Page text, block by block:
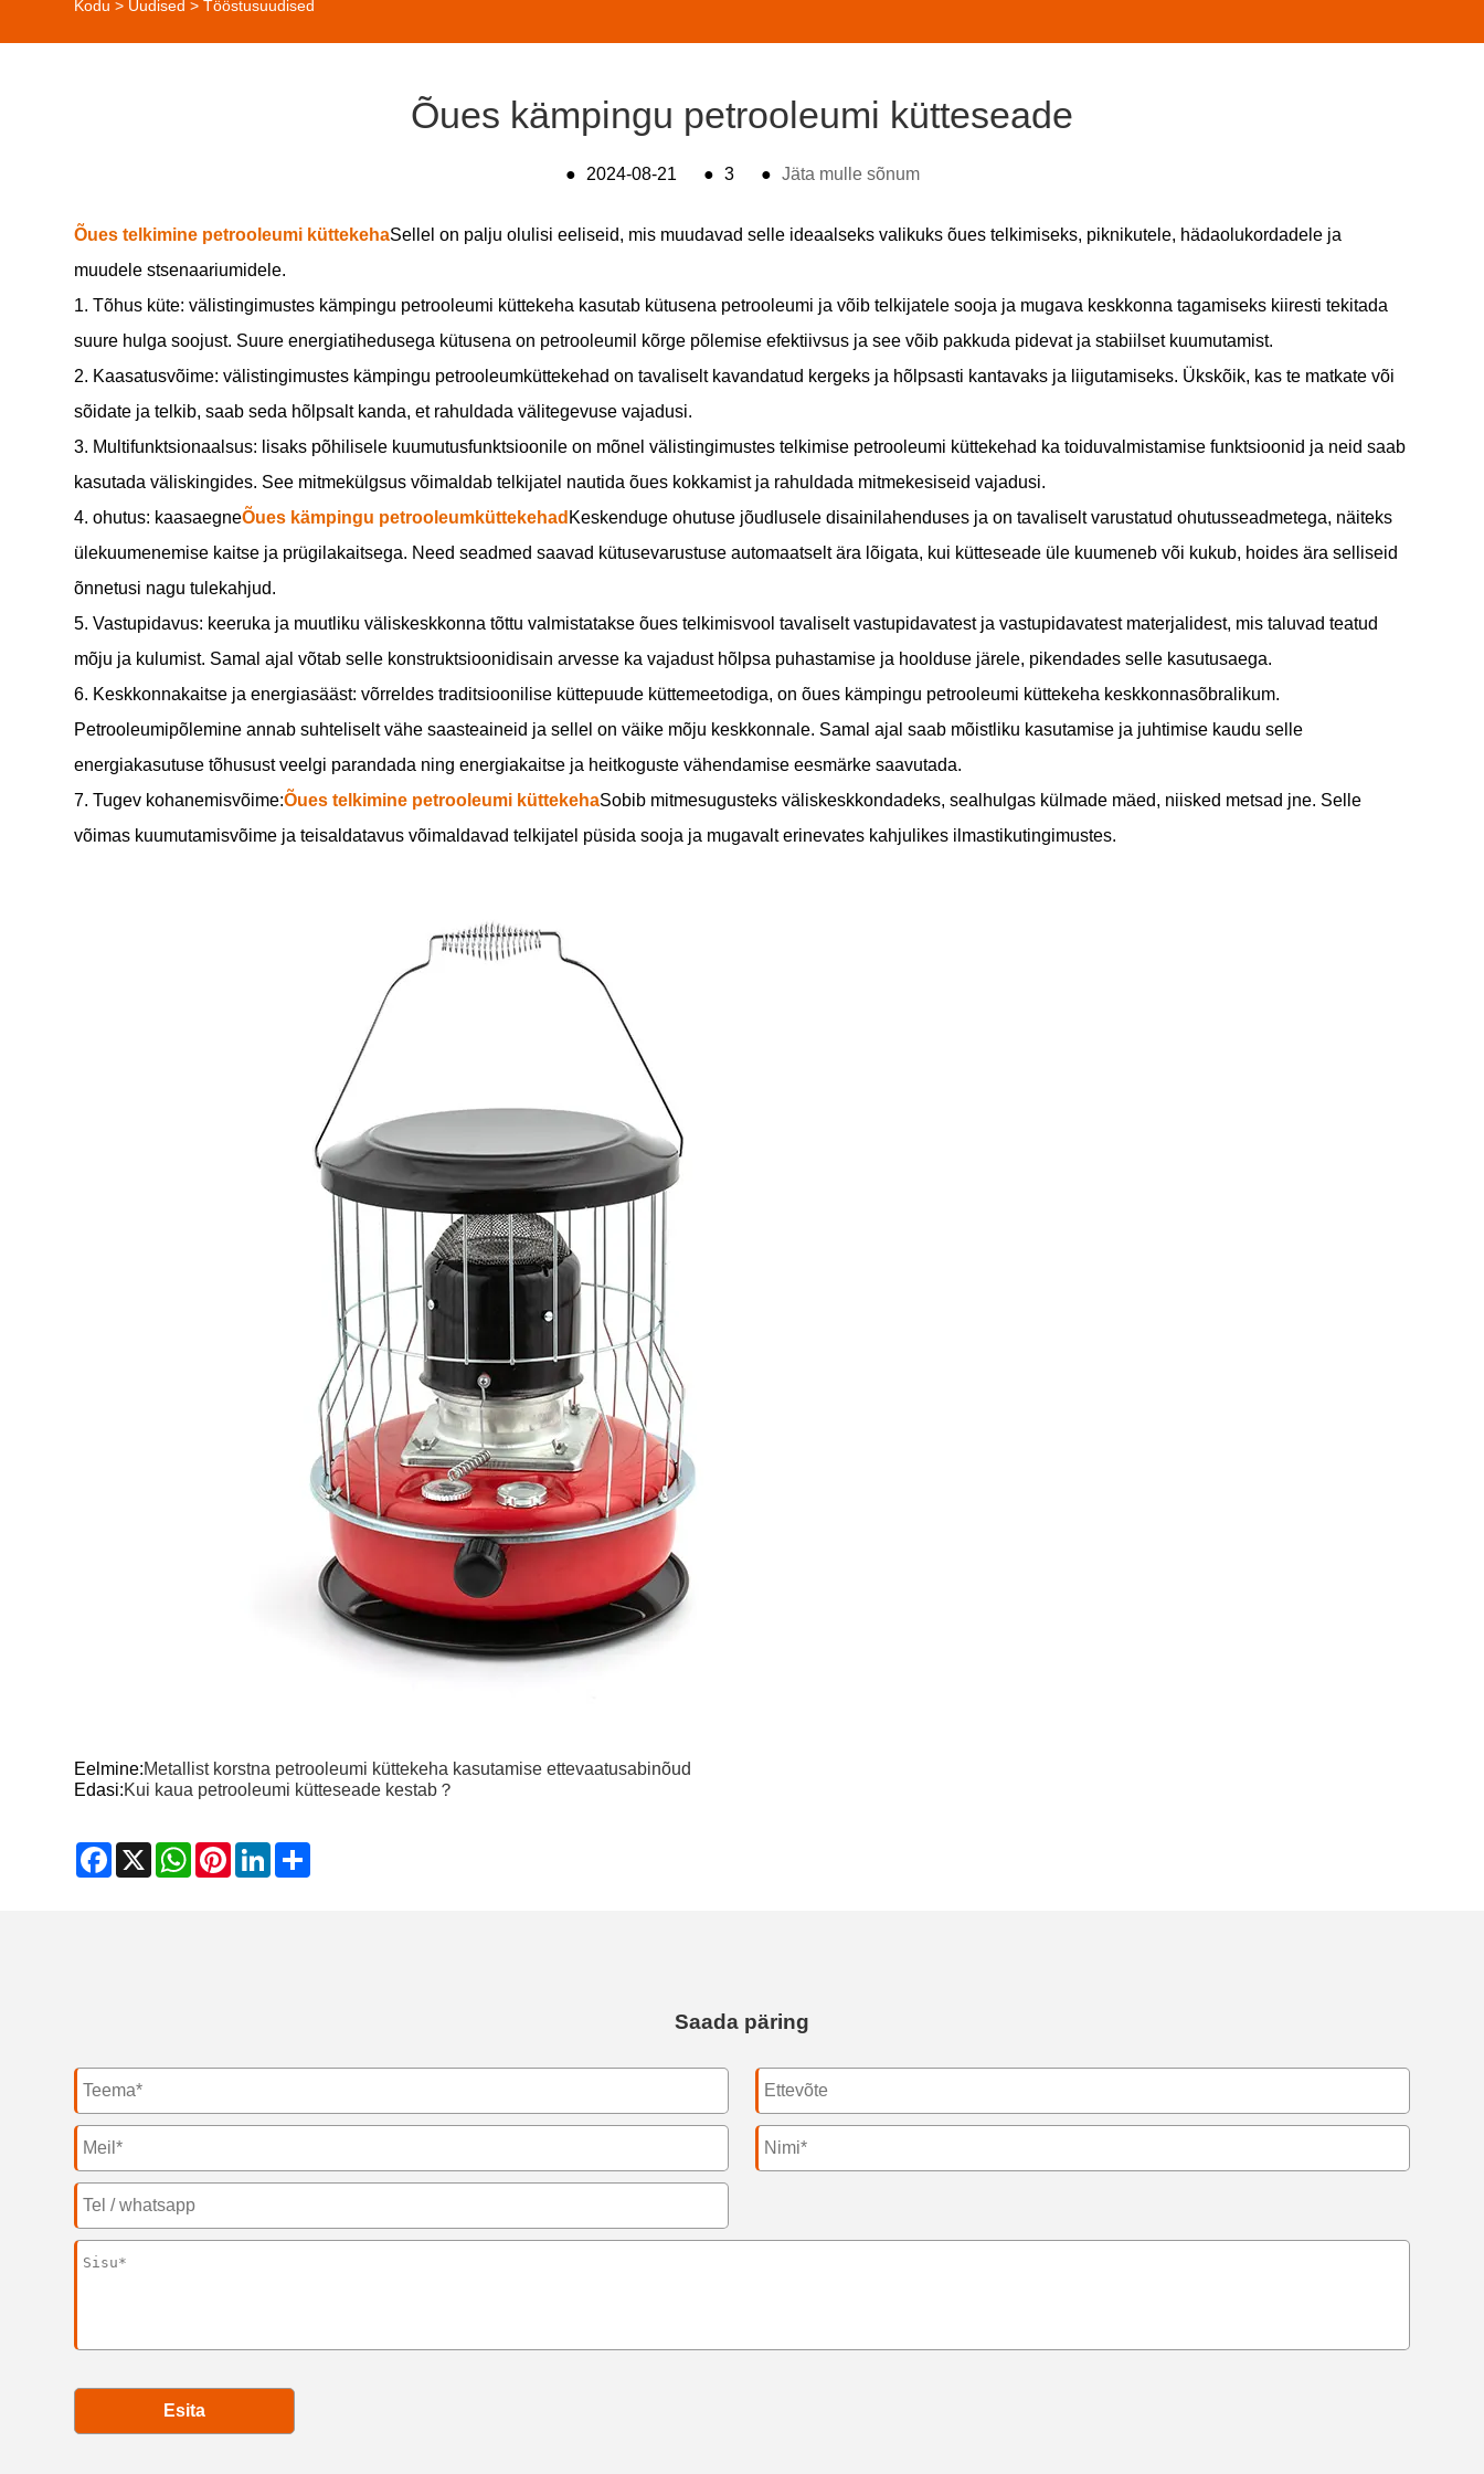
Kodu > Uudised >Tööstusuudised
Õues kämpingu petrooleumi kütteseade
● 2024-08-21 ● 3 ● Jäta mulle sõnum
Õues telkimine petrooleumi küttekehaSellel on palju olulisi eeliseid, mis muudavad selle ideaalseks valikuks õues telkimiseks, piknikutele, hädaolukordadele ja
muudele stsenaariumidele.
1. Tõhus küte: välistingimustes kämpingu petrooleumi küttekeha kasutab kütusena petrooleumi ja võib telkijatele sooja ja mugava keskkonna tagamiseks kiiresti tekitada
suure hulga soojust. Suure energiatihedusega kütusena on petrooleumil kõrge põlemise efektiivsus ja see võib pakkuda pidevat ja stabiilset kuumutamist.
2. Kaasatusvõime: välistingimustes kämpingu petrooleumküttekehad on tavaliselt kavandatud kergeks ja hõlpsasti kantavaks ja liigutamiseks. Ükskõik, kas te matkate või
sõidate ja telkib, saab seda hõlpsalt kanda, et rahuldada välitegevuse vajadusi.
3. Multifunktsionaalsus: lisaks põhilisele kuumutusfunktsioonile on mõnel välistingimustes telkimise petrooleumi küttekehad ka toiduvalmistamise funktsioonid ja neid saab
kasutada väliskingides. See mitmekülgsus võimaldab telkijatel nautida õues kokkamist ja rahuldada mitmekesiseid vajadusi.
4. ohutus: kaasaegneÕues kämpingu petrooleumküttekehad Keskenduge ohutuse jõudlusele disainilahenduses ja on tavaliselt varustatud ohutusseadmetega, näiteks
ülekuumenemise kaitse ja prügilakaitsega. Need seadmed saavad kütusevarustuse automaatselt ära lõigata, kui kütteseade üle kuumeneb või kukub, hoides ära selliseid
õnnetusi nagu tulekahjud.
5. Vastupidavus: keeruka ja muutliku väliskeskkonna tõttu valmistatakse õues telkimisvool tavaliselt vastupidavatest ja vastupidavatest materjalidest, mis taluvad teatud
mõju ja kulumist. Samal ajal võtab selle konstruktsioonidisain arvesse ka vajadust hõlpsa puhastamise ja hoolduse järele, pikendades selle kasutusaega.
6. Keskkonnakaitse ja energiasääst: võrreldes traditsioonilise küttepuude küttemeetodiga, on õues kämpingu petrooleumi küttekeha keskkonnasõbralikum.
Petrooleumipõlemine annab suhteliselt vähe saasteaineid ja sellel on väike mõju keskkonnale. Samal ajal saab mõistliku kasutamise ja juhtimise kaudu selle
energiakasutuse tõhusust veelgi parandada ning energiakaitse ja heitkoguste vähendamise eesmärke saavutada.
7. Tugev kohanemisvõime:Õues telkimine petrooleumi küttekehaSobib mitmesugusteks väliskeskkondadeks, sealhulgas külmade mäed, niisked metsad jne. Selle
võimas kuumutamisvõime ja teisaldatavus võimaldavad telkijatel püsida sooja ja mugavalt erinevates kahjulikes ilmastikutingimustes.
Eelmine:Metallist korstna petrooleumi küttekeha kasutamise ettevaatusabinõud
Edasi:Kui kaua petrooleumi kütteseade kestab？
Facebook
X WhatsApp
PinterestLinkedIn
Saada päring
Esita